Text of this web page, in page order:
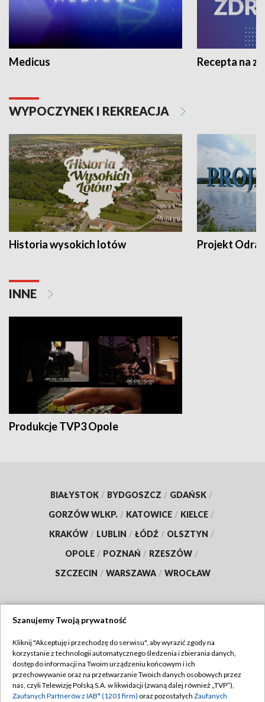
Medicus Recepta na
WYPOCZYNEK I REKREACJA
Historia wysokich lotów Projekt Odra
INNE
Produkcje TVP3 Opole
BIAŁYSTOK / BYDGOSZCZ / GDAŃSK /
GORZÓW WLKP. / KATOWICE / KIELCE /
KRAKÓW / LUBLIN / ŁÓDŹ / OLSZTYN /
OPOLE / POZNAŃ / RZESZÓW /
SZCZECIN / WARSZAWA / WROCŁAW
TVP
Abonament TVP
Emisja w TVP
Regulamin TVP
Polityka prywatności
Szanujemy Twoją prywatność
Kliknij "Akceptuję i przechodzę do serwisu", aby wyrazić zgody na
korzystanie z technologii automatycznego śledzenia i zbierania danych,
dostęp do informacji na Twoim urządzeniu końcowym i ich
przechowywanie oraz na przetwarzanie Twoich danych osobowych przez
nas, czyli Telewizję Polską S.A. w likwidacji (zwaną dalej również „TVP”),
Zaufanych Partnerów z IAB* (1201 firm) oraz pozostałych Zaufanych